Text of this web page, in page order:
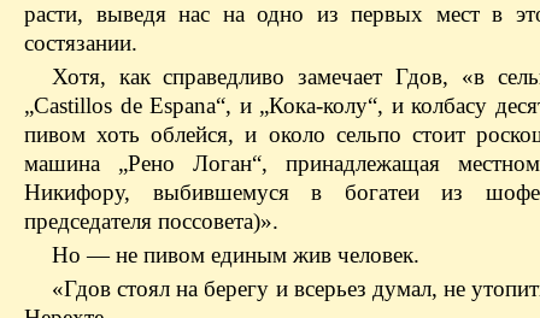
расти, выведя нас на одно из первых мест в
состязании.
Хотя, как справедливо замечает Гдов, «в
„Castillos de Espana“, и „Кока-колу“, и колбасу
пивом хоть облейся, и около сельпо стоит
машина „Рено Логан“, принадлежащая
Никифору, выбившемуся в богатеи из
председателя поссовета)».
Но — не пивом единым жив человек.
«Гдов стоял на берегу и всерьез думал, не